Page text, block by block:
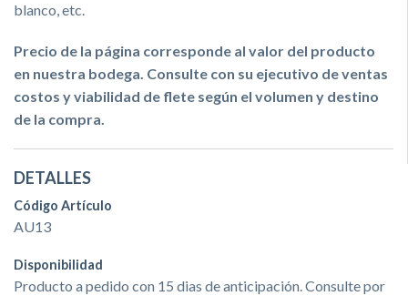
blanco, etc.
Precio de la página corresponde al valor del producto
en nuestra bodega. Consulte con su ejecutivo de ventas
costos y viabilidad de flete según el volumen y destino
de la compra.
DETALLES
Código Artículo
AU13
Disponibilidad
Producto a pedido con 15 dias de anticipación. Consulte por